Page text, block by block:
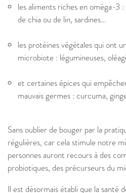
les aliments riches en oméga-3
de chia ou de lin, sardines…
les protéines végétales qui ont
microbiote : légumineuses,
et certaines épices qui
mauvais germes : curcuma,
Sans oublier de bouger par la
régulières, car cela stimule notre
personnes auront recours à des
probiotiques, des précurseurs du
Il est désormais établi que la santé